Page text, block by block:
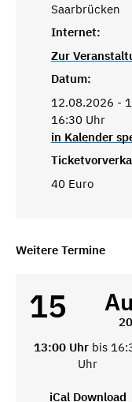
Saarbrücken
Internet:
Zur
Datum:
12.08.2026 -
16:30 Uhr
in Kalender
40 Euro
Weitere Termine
15
13:00 Uhr bis
Uhr
iCal Download